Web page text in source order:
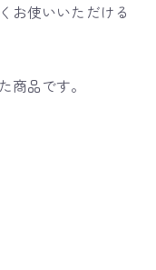
お使いいただける
品です。